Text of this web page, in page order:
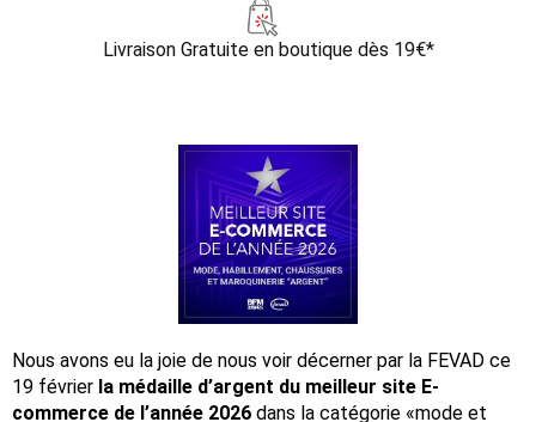
Livraison Gratuite en boutique dès 19€*
Nous avons eu la joie de nous voir décerner par la FEVAD ce
19 février la médaille d’argent du meilleur site E-
commerce de l’année 2026 dans la catégorie «mode et